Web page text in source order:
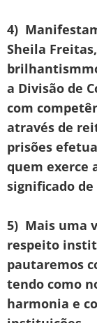
4)
Sheila
a Divisão de
com
através de
prisões
quem exerce
significado de
5) Mais uma
respeito
pautaremos
tendo como
harmonia e